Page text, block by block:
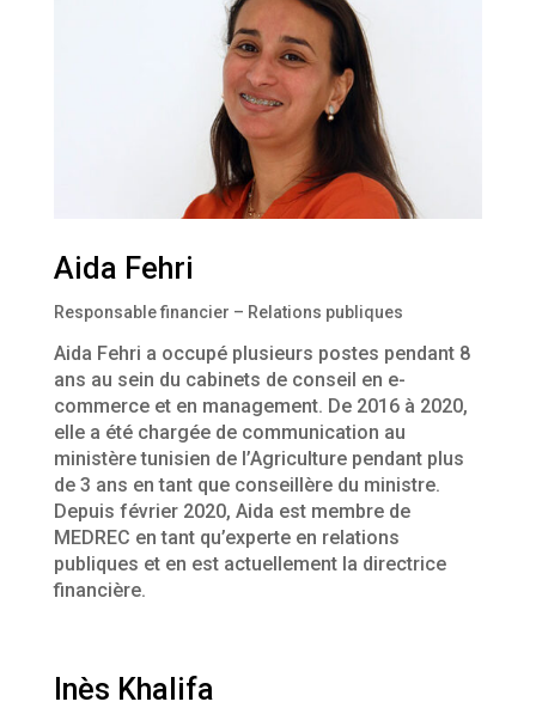
Aida Fehri
Responsable financier – Relations publiques
Aida Fehri a occupé plusieurs postes pendant 8
ans au sein du cabinets de conseil en e-
commerce et en management. De 2016 à 2020,
elle a été chargée de communication au
ministère tunisien de l’Agriculture pendant plus
de 3 ans en tant que conseillère du ministre.
Depuis février 2020, Aida est membre de
MEDREC en tant qu’experte en relations
publiques et en est actuellement la directrice
financière.
Inès Khalifa